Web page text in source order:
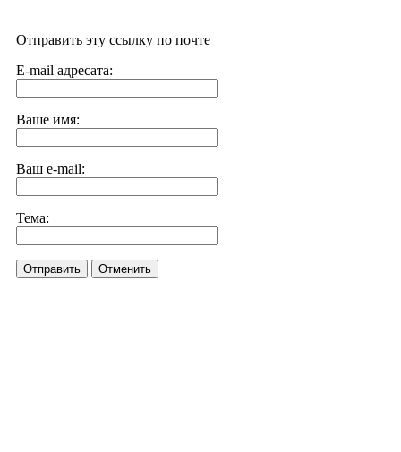
Отправить эту ссылку по почте
E-mail адресата:
Ваше имя:
Ваш e-mail:
Тема:
Отправить Отменить